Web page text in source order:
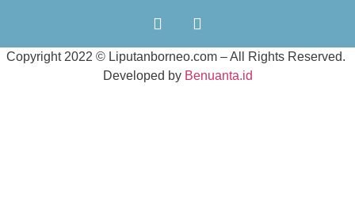
Copyright 2022 © Liputanborneo.com – All Rights Reserved.
Developed by Benuanta.id